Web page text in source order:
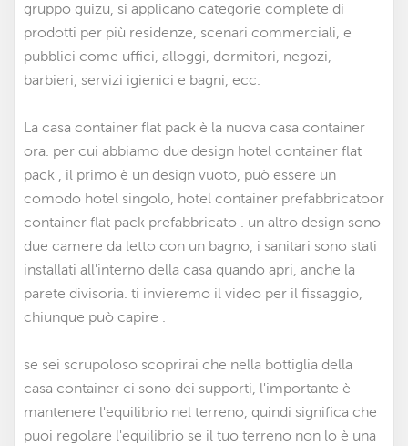
gruppo guizu, si applicano categorie complete di
prodotti per più residenze, scenari commerciali, e
pubblici come uffici, alloggi, dormitori, negozi,
barbieri, servizi igienici e bagni, ecc.
La casa container flat pack è la nuova casa container
ora. per cui abbiamo due design hotel container flat
pack , il primo è un design vuoto, può essere un
comodo hotel singolo, hotel container prefabbricatoor
container flat pack prefabbricato . un altro design sono
due camere da letto con un bagno, i sanitari sono stati
installati all'interno della casa quando apri, anche la
parete divisoria. ti invieremo il video per il fissaggio,
chiunque può capire .
se sei scrupoloso scoprirai che nella bottiglia della
casa container ci sono dei supporti, l'importante è
mantenere l'equilibrio nel terreno, quindi significa che
puoi regolare l'equilibrio se il tuo terreno non lo è una